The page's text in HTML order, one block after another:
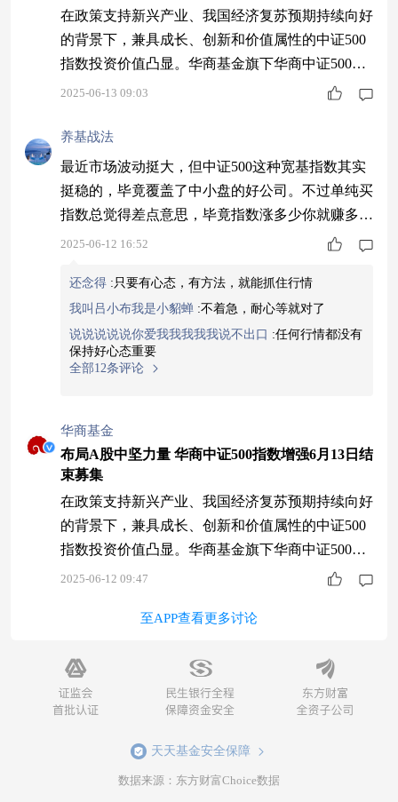
在政策支持新兴产业、我国经济复苏预期持续向好
的背景下，兼具成长、创新和价值属性的中证500
指数投资价值凸显。华商基金旗下华商中证500指
数增强基金（A：023826，C：023827），作为“优
者提供了一键布局A股中坚力量的高效工具。据
悉，该基金将于近日结束募集。 中证500指数主要
覆盖沪深市场中市值规模处于50%-65%区间的上市
公司，公司规模实力处于
2025-06-13 09:03
养基战法
最近市场波动挺大，但中证500这种宽基指数其实
挺稳的，毕竟覆盖了中小盘的好公司。不过单纯买
指数总觉得差点意思，毕竟指数涨多少你就赚多
少，一点超额都没有。$华商中证500指数增强A
取比指数多赚一点。这种增强策略在震荡市里特别
有用，毕竟市场越乱，量化越能挖到机会。这周五
就结募了，想上车的话得抓紧，错过可能就得等下
一波了。#潮玩赛道爆火！泡泡玛特市值空
2025-06-12 16:52
还念得 :只要有心态，有方法，就能抓住行情
我叫吕小布我是小貂蝉 :不着急，耐心等就对了
说说说说说你爱我我我我我说不出口 :任何行情都没有
保持好心态重要
全部12条评论
华商基金
布局A股中坚力量 华商中证500指数增强6月13日结
束募集
在政策支持新兴产业、我国经济复苏预期持续向好
的背景下，兼具成长、创新和价值属性的中证500
指数投资价值凸显。华商基金旗下华商中证500指
数增强基金（A：023826，C：023827），作为“优
者提供了一键布局A股中坚力量的高效工具。据
主要覆盖沪深市场中市值规模处于50%-65%区间的
上市公司，公司规模实
2025-06-12 09:47
至APP查看更多讨论
天天基金安全保障
数据来源：东方财富Choice数据